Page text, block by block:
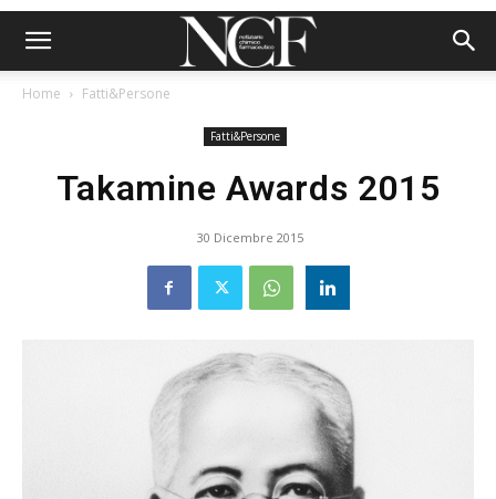
Home Fatti&Persone
Fatti&Persone
Takamine Awards 2015
30 Dicembre 2015